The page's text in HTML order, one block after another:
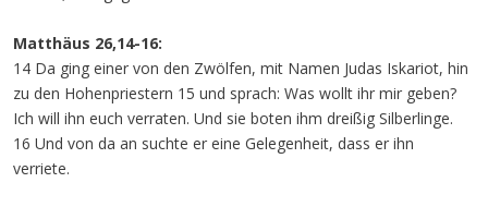
Matthäus 26,14-16:
14 Da ging einer von den Zwölfen, mit Namen Judas Iskariot, hin
zu den Hohenpriestern 15 und sprach: Was wollt ihr mir geben?
Ich will ihn euch verraten. Und sie boten ihm dreißig Silberlinge.
16 Und von da an suchte er eine Gelegenheit, dass er ihn
verriete.